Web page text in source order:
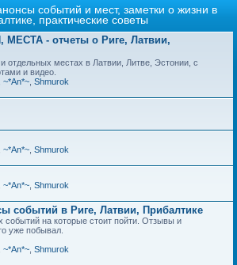
событий и мест, заметки о жизни в
практические советы
- отчеты о Риге, Латвии,
отдельных местах в Латвии, Литве, Эстонии, с
и видео.
~*An*~ Shmurok
~*An*~ Shmurok
~*An*~ Shmurok
событий в Риге, Латвии, Прибалтике
событий на которые стоит пойти. Отзывы и
уже побывал.
~*An*~ Shmurok